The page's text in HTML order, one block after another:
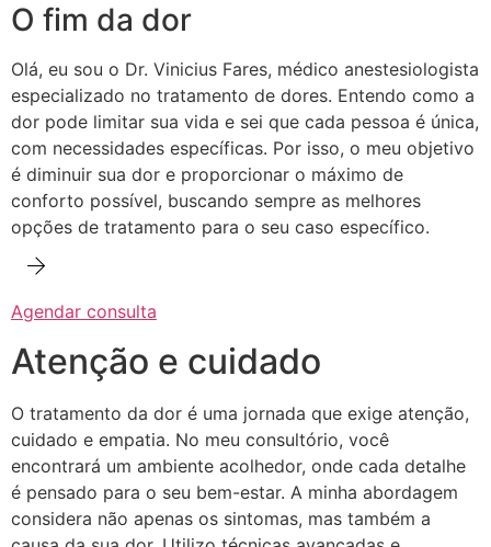
O fim da dor
Olá, eu sou o Dr. Vinicius Fares, médico anestesiologista
especializado no tratamento de dores. Entendo como a
dor pode limitar sua vida e sei que cada pessoa é única,
com necessidades específicas. Por isso, o meu objetivo
é diminuir sua dor e proporcionar o máximo de
conforto possível, buscando sempre as melhores
opções de tratamento para o seu caso específico.
Agendar consulta
Atenção e cuidado
O tratamento da dor é uma jornada que exige atenção,
cuidado e empatia. No meu consultório, você
encontrará um ambiente acolhedor, onde cada detalhe
é pensado para o seu bem-estar. A minha abordagem
considera não apenas os sintomas, mas também a